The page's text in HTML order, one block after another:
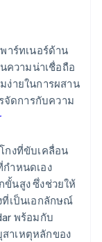
าร์ทเนอร์ด้าน
ความน่าเชื่อถือ
ง่ายในการผสาน
ดการกับความ
กงที่ขับเคลื่อน
ำหนดเอง
ขั้นสูง ซึ่งช่วยให้
ที่เป็นเอกลักษณ์
พร้อมกับ
าเหตุหลักของ